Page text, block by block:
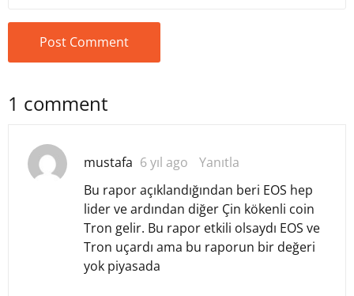
1 comment
mustafa 6 yıl ago
Yanıtla
Bu rapor açıklandığından beri EOS hep
lider ve ardından diğer Çin kökenli coin
Tron gelir. Bu rapor etkili olsaydı EOS ve
Tron uçardı ama bu raporun bir değeri
yok piyasada